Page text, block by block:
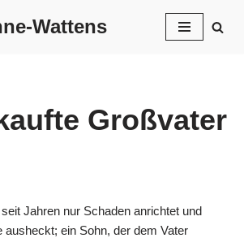
Wattens
Großvater
Jahren nur Schaden anrichtet und
ausheckt; ein Sohn, der dem Vater